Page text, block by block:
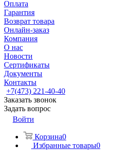
Оплата
Гарантия
Возврат товара
Онлайн-заказ
Компания
О нас
Новости
Сертификаты
Документы
Контакты
+7(473) 221-40-40
Заказать звонок
Задать вопрос
Войти
Корзина0
Избранные товары0